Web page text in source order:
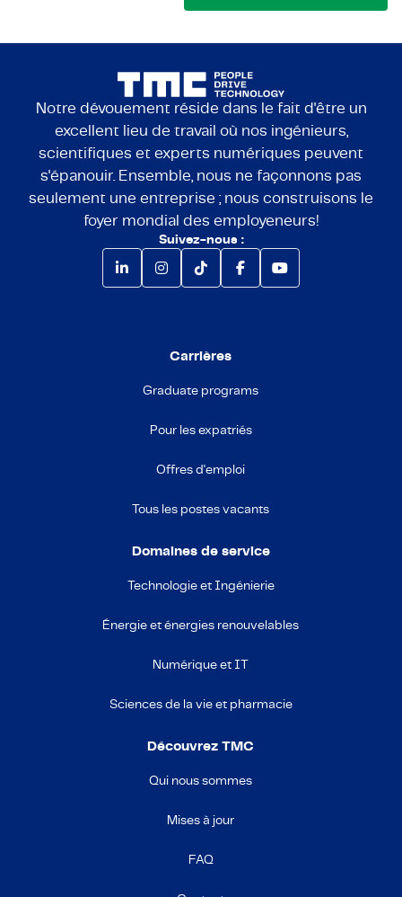
Notre dévouement réside dans le fait d'être un
excellent lieu de travail où nos ingénieurs,
scientifiques et experts numériques peuvent
s'épanouir. Ensemble, nous ne façonnons pas
seulement une entreprise ; nous construisons le
foyer mondial des employeneurs!
Suivez-nous :
Carrières
Graduate programs
Pour les expatriés
Offres d'emploi
Tous les postes vacants
Domaines de service
Technologie et Ingénierie
Énergie et énergies renouvelables
Numérique et IT
Sciences de la vie et pharmacie
Découvrez TMC
Qui nous sommes
Mises à jour
FAQ